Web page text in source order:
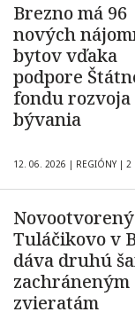
Brezno má 96
nových
bytov vďaka
podpore
fondu rozvoja
bývania
12. 06. 2026 | REGIÓNY | 2
Tuláčikovo v
dáva druhú
zachráneným
zvieratám